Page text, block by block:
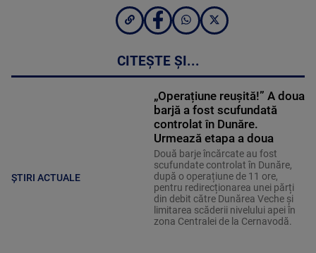
CITEȘTE ȘI...
ȘTIRI ACTUALE
„Operațiune reușită!” A doua
barjă a fost scufundată
controlat în Dunăre.
Urmează etapa a doua
Două barje încărcate au fost
scufundate controlat în Dunăre,
după o operațiune de 11 ore,
pentru redirecționarea unei părți
din debit către Dunărea Veche și
limitarea scăderii nivelului apei în
zona Centralei de la Cernavodă.